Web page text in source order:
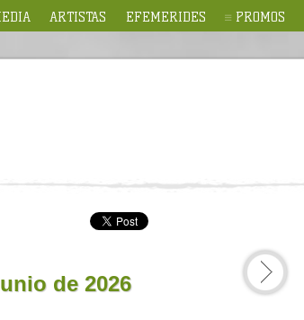
ARTISTAS EFEMERIDES PROMOS
de 2026